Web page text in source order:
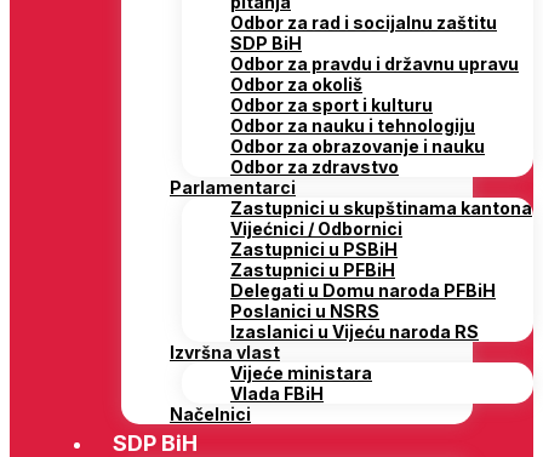
Odbor za rad i socijalnu zaštitu
SDP BiH
Odbor za pravdu i državnu upravu
Odbor za okoliš
Odbor za sport i kulturu
Odbor za nauku i tehnologiju
Odbor za obrazovanje i nauku
Odbor za zdravstvo
Parlamentarci
Zastupnici u skupštinama kantona
Vijećnici / Odbornici
Zastupnici u PSBiH
Zastupnici u PFBiH
Delegati u Domu naroda PFBiH
Poslanici u NSRS
Izaslanici u Vijeću naroda RS
Izvršna vlast
Vijeće ministara
Vlada FBiH
Načelnici
SDP BiH